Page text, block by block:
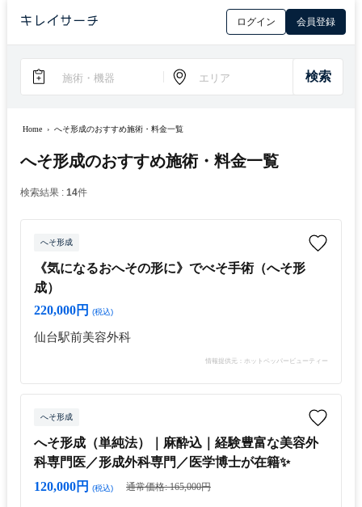
ログイン 会員登録
Home › へそ形成のおすすめ施術・料金一覧
へそ形成のおすすめ施術・料金一覧
検索結果 : 14件
へそ形成
《気になるおへその形に》でべそ手術（へそ形
成）
220,000円
(税込)
仙台駅前美容外科
情報提供元：ホットペッパービューティー
へそ形成
へそ形成（単純法）｜麻酔込｜経験豊富な美容外
科専門医／形成外科専門／医学博士が在籍✨
120,000円
(税込) 通常価格: 165,000円